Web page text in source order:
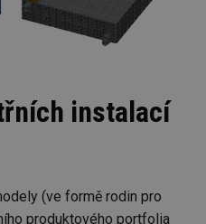
instalací
(ve formě rodin pro
produktového portfolia